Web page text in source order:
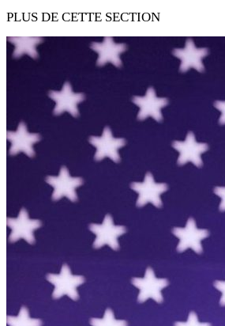
PLUS DE CETTE SECTION